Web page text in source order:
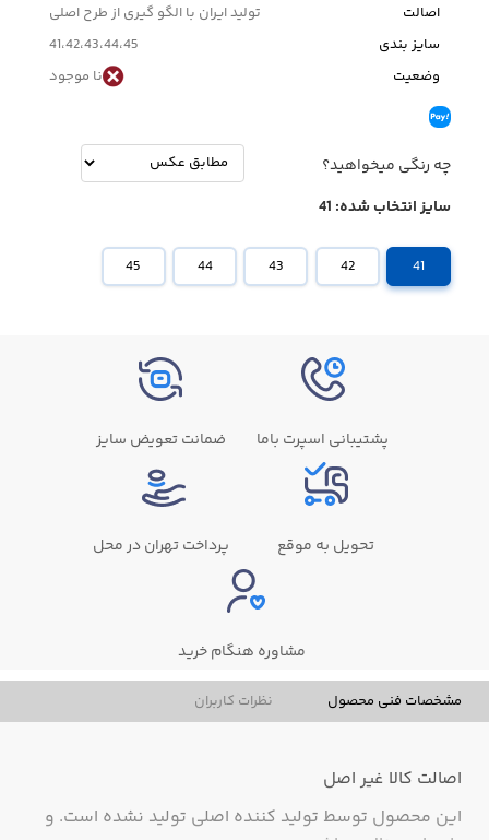
اصالت
تولید ایران با الگو گیری از طرح اصلی
سایز بندی
41،42،43،44،45
وضعیت
نا موجود
چه رنگی میخواهید؟
سایز انتخاب شده: 41
41
42
43
44
45
پشتیبانی اسپرت باما ضمانت تعویض سایز
تحویل به موقع پرداخت تهران در محل
مشاوره هنگام خرید
مشخصات فنی محصول نظرات کاربران
اصالت کالا غیر اصل
این محصول توسط تولید کننده اصلی تولید نشده است. و